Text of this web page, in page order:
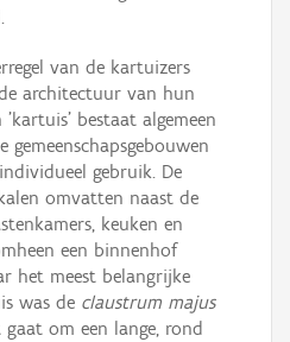
van de kartuizers
architectuur van hun
'kartuis' bestaat algemeen
gebruik. De
omvatten naast de
keuken en
een binnenhof
het meest belangrijke
was de claustrum majus
om een lange, rond